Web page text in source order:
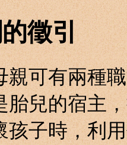
徵引
有兩種職
胎兒的宿主
孩子時，利